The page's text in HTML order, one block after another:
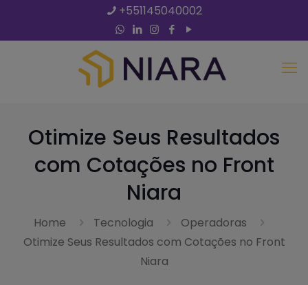
+551145040002
Otimize Seus Resultados
com Cotações no Front
Niara
Home Tecnologia
Operadoras
Otimize Seus Resultados com Cotações no Front
Niara